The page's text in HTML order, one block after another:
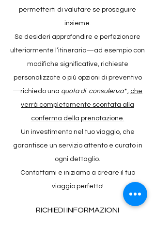
permetterti di valutare se proseguire
insieme.
Se desideri approfondire e perfezionare
ulteriormente l’itinerario—ad esempio con
modifiche significative, richieste
personalizzate o più opzioni di preventivo
—richiedo una quota di consulenza* , che
verrà completamente scontata alla
conferma della prenotazione.
Un investimento nel tuo viaggio, che
garantisce un servizio attento e curato in
ogni dettaglio.
Contattami e iniziamo a creare il tuo
viaggio perfetto!
RICHIEDI INFORMAZIONI